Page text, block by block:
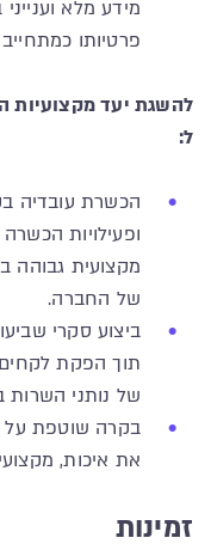
מידע מלא
פרטיותו
להשגת יעד מקצועיות
ל:
הכשרת עובדיה
ופעילויות
מקצועית גבוהה
של החברה.
ביצוע סקרי
תוך הפקת
של נותני השרות
בקרה שוטפת על
את איכות,
זמינות